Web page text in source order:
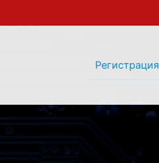
Регистрация